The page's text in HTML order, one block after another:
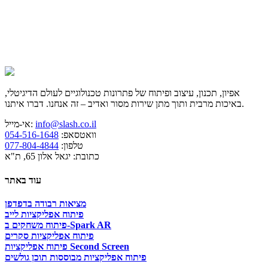
אפיון, תכנון, עיצוב ופיתוח של פתרונות טכנולוגיים לעולם הדיגיטלי,
באיכות מרבית ותוך מתן שירות מסור ואדיב – זה אנחנו. דברו איתנו.
אי-מייל: info@slash.co.il
וואטסאפ: 054-516-1648
טלפון: 077-804-4844
כתובת: יגאל אלון 65, ת"א
עוד באתר
מציאות רבודה בדפדפן
פיתוח אפליקציות לייב
פיתוח משחקים ב-Spark AR
פיתוח אפליקציות סקרים
פיתוח אפליקציות Second Screen
פיתוח אפליקציות מבוססות תוכן גולשים